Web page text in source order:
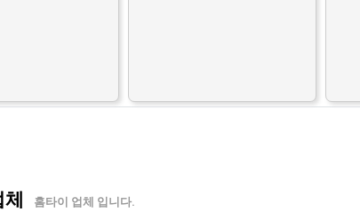
체 홈타이 업체 입니다.